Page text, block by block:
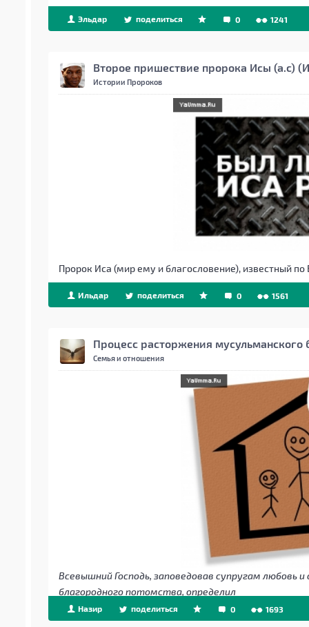
Эльдар поделиться 0 1241
Второе пришествие пророка Исы (а.с)
Истории Пророков
Пророк Иса (мир ему и благословение), известный
Ильдар поделиться 0 1561
Процесс расторжения мусульманского
Семья и отношения
Всевышний Господь, заповедовав супругам любовь
благородного потомства, определил
Назир поделиться 0 1693